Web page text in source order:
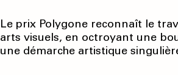
Le prix Polygone reconnaît le
arts visuels, en octroyant une
une démarche artistique